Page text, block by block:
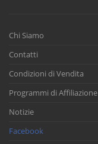
Chi Siamo
Contatti
Condizioni di Vendita
Programmi di Affiliazione
Notizie
Facebook